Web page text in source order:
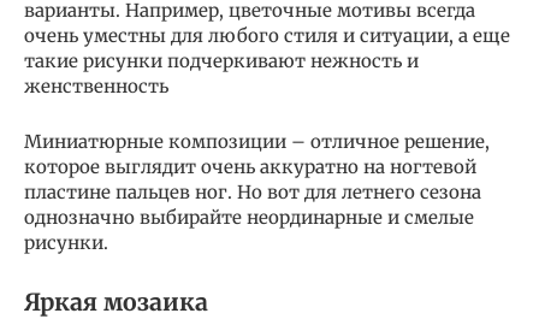
варианты. Например, цветочные мотивы всегда
очень уместны для любого стиля и ситуации, а еще
такие рисунки подчеркивают нежность и
женственность
Миниатюрные композиции – отличное решение,
которое выглядит очень аккуратно на ногтевой
пластине пальцев ног. Но вот для летнего сезона
однозначно выбирайте неординарные и смелые
рисунки.
Яркая мозаика